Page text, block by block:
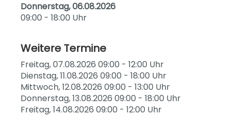
Donnerstag, 06.08.2026
09:00 - 18:00 Uhr
Weitere Termine
Freitag, 07.08.2026 09:00 - 12:00 Uhr
Dienstag, 11.08.2026 09:00 - 18:00 Uhr
Mittwoch, 12.08.2026 09:00 - 13:00 Uhr
Donnerstag, 13.08.2026 09:00 - 18:00 Uhr
Freitag, 14.08.2026 09:00 - 12:00 Uhr